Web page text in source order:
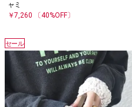
ャミ
￥7,260
〔40%OFF〕
セール